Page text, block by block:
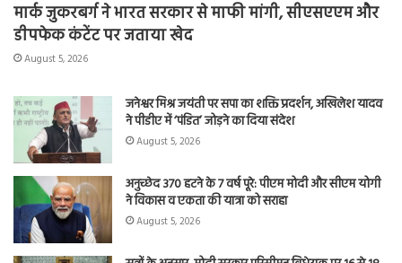
मार्क जुकरबर्ग ने भारत सरकार से माफी मांगी, सीएसएएम और
डीपफेक कंटेंट पर जताया खेद
August 5, 2026
जनेश्वर मिश्र जयंती पर सपा का शक्ति प्रदर्शन, अखिलेश यादव
ने पीडीए में ‘पंडित’ जोड़ने का दिया संदेश
August 5, 2026
अनुच्छेद 370 हटने के 7 वर्ष पूरे: पीएम मोदी और सीएम योगी
ने विकास व एकता की यात्रा को सराहा
August 5, 2026